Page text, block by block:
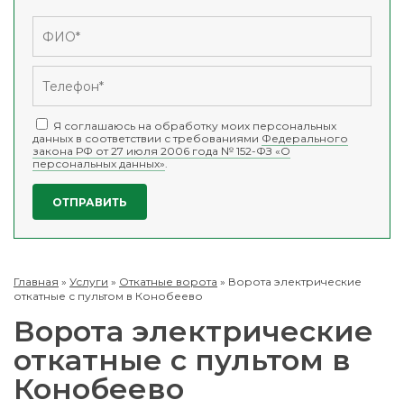
Я соглашаюсь на обработку моих персональных
данных в соответствии с требованиями Федерального
закона РФ от 27 июля 2006 года № 152-ФЗ «О
персональных данных».
Главная » Услуги » Откатные ворота » Ворота электрические
откатные с пультом в Конобеево
Ворота электрические
откатные с пультом в
Конобеево